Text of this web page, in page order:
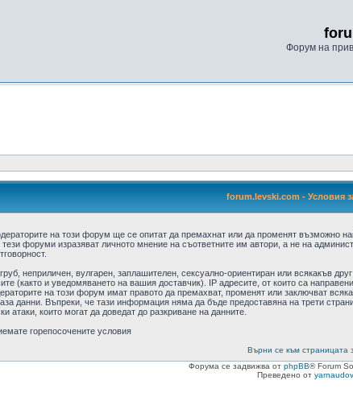
Форум на
forum.levski.com - Условия
на този форум ще се опитат да премахнат или да променят възможно
форуми изразяват личното мнение на съответните им автори, а не на
неприличен, вулгарен, заплашителен, сексуално-ориентиран или всякакъв
(както и уведомяването на вашия доставчик). IP адресите, от които са
на този форум имат правото да премахват, променят или заключват
данни. Въпреки, че тази информация няма да бъде предоставяна на трети
атаки, които могат да доведат до разкриване на данните.
горепосочените условия
Върни се към страницата
Форума се задвижва от phpBB® Forum
Преведено от